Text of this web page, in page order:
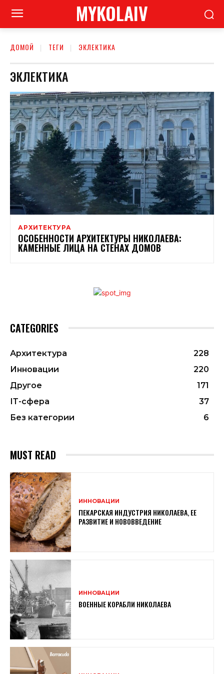
MYKOLAIV
ДОМОЙ ТЕГИ ЭКЛЕКТИКА
ЭКЛЕКТИКА
АРХИТЕКТУРА
ОСОБЕННОСТИ АРХИТЕКТУРЫ НИКОЛАЕВА:
КАМЕННЫЕ ЛИЦА НА СТЕНАХ ДОМОВ
CATEGORIES
Архитектура
228
Инновации
220
Другое
171
ІТ-сфера
37
Без категории
6
MUST READ
ИННОВАЦИИ
ПЕКАРСКАЯ ИНДУСТРИЯ НИКОЛАЕВА, ЕЕ
РАЗВИТИЕ И НОВОВВЕДЕНИЕ
ИННОВАЦИИ
ВОЕННЫЕ КОРАБЛИ НИКОЛАЕВА